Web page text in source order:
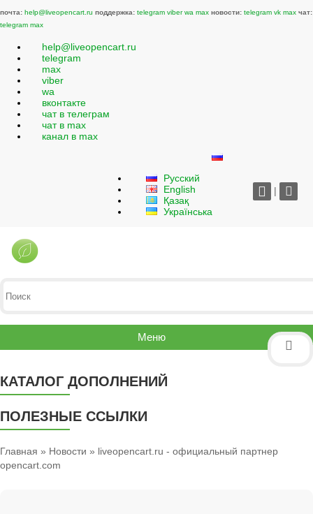
почта: help@liveopencart.ru поддержка: telegram viber wa max новости: telegram vk max чат:
telegram max
help@liveopencart.ru
telegram
max
viber
wa
вконтакте
чат в телеграм
чат в max
канал в max
Русский
English
Қазақ
Українська
|
Меню
КАТАЛОГ ДОПОЛНЕНИЙ
ПОЛЕЗНЫЕ ССЫЛКИ
Главная » Новости » liveopencart.ru - официальный партнер
opencart.com